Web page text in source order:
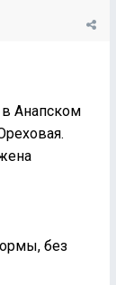
Анапском
без